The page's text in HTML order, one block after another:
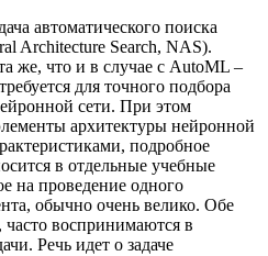
автоматического поиска
Architecture Search, NAS).
же, что и в случае с AutoML –
для точного подбора
сети. При этом
архитектуры нейронной
подробное
в отдельные учебные
на проведение одного
обычно очень велико. Обе
воспринимаются в
Речь идет о задаче